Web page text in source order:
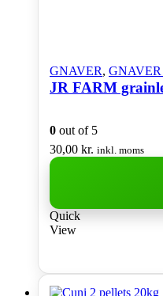
GNAVER, GNAVER
JR FARM
0 out of 5
30,00 kr. inkl. moms
Quick
View